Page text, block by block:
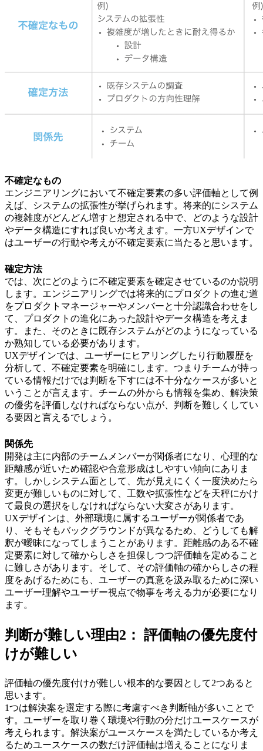
不確定なもの
エンジニアリングにおいて不確定要素の多い評価軸として例
えば、システムの拡張性が挙げられます。将来的にシステム
の複雑度がどんどん増すと想定される中で、どのような設計
やデータ構造にすれば良いか考えます。一方UXデザインで
はユーザーの行動や考えが不確定要素に当たると思います。
確定方法
では、次にどのように不確定要素を確定させているのか説明
します。エンジニアリングでは将来的にプロダクトの進む道
をプロダクトマネージャーやメンバーと十分認識合わせをし
て、プロダクトの進化にあった設計やデータ構造を考えま
す。また、そのときに既存システムがどのようになっている
か熟知している必要があります。
UXデザインでは、ユーザーにヒアリングしたり行動履歴を
分析して、不確定要素を明確にします。つまりチームが持っ
ている情報だけでは判断を下すには不十分なケースが多いと
いうことが言えます。チームの外からも情報を集め、解決策
の優劣を評価しなければならない点が、判断を難しくしてい
る要因と言えるでしょう。
関係先
開発は主に内部のチームメンバーが関係者になり、心理的な
距離感が近いため確認や合意形成はしやすい傾向にありま
す。しかしシステム面として、先が見えにくく一度決めたら
変更が難しいものに対して、工数や拡張性などを天秤にかけ
て最良の選択をしなければならない大変さがあります。
UXデザインは、外部環境に属するユーザーが関係者であ
り、そもそもバックグラウンドが異なるため、どうしても解
釈が曖昧になってしまうことがあります。距離感のある不確
定要素に対して確からしさを担保しつつ評価軸を定めること
に難しさがあります。そして、その評価軸の確からしさの程
度をあげるためにも、ユーザーの真意を汲み取るために深い
ユーザー理解やユーザー視点で物事を考える力が必要になり
ます。
判断が難しい理由2： 評価軸の優先度付
けが難しい
評価軸の優先度付けが難しい根本的な要因として2つあると
思います。
1つは解決案を選定する際に考慮すべき判断軸が多いことで
す。ユーザーを取り巻く環境や行動の分だけユースケースが
考えられます。解決案がユースケースを満たしているか考え
るためユースケースの数だけ評価軸は増えることになりま